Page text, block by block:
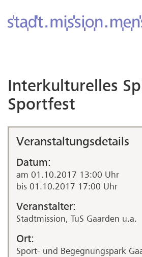
Interkulturelles
Sportfest
Veranstaltungsdetails
Datum:
am 01.10.2017 13:00 Uhr
bis 01.10.2017 17:00 Uhr
Veranstalter:
Stadtmission, TuS Gaarden u.a.
Ort:
Sport- und Begegnungspark